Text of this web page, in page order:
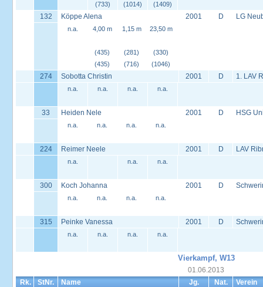
(733)
(1014)
(1409)
132 Köppe Alena 2001 D LG
n.a. 4,00 m
(435)
(435)
1,15 m
(281)
(716)
23,50 m
(330)
(1046)
274 Sobotta Christin 2001 D 1. LAV
n.a. n.a. n.a. n.a.
33 Heiden Nele 2001 D HSG
n.a. n.a. n.a. n.a.
224 Reimer Neele 2001 D LAV
n.a. n.a. n.a.
300 Koch Johanna 2001 D
n.a. n.a. n.a. n.a.
315 Peinke Vanessa 2001 D
n.a. n.a. n.a. n.a.
Vierkampf, W13
01.06.2013
Rk.
StNr. Name Jg. Nat. Verein